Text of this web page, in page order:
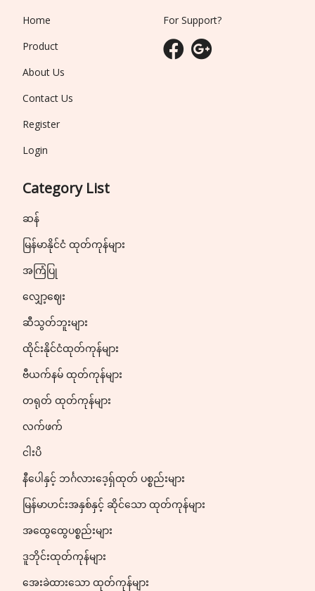
Home
Product
About Us
Contact Us
Register
Login
Category List
ဆန်
မြန်မာနိုင်ငံ ထုတ်ကုန်များ
အကြံပြု
လျှော့ဈေး
ဆီသွတ်ဘူးများ
ထိုင်းနိုင်ငံထုတ်ကုန်များ
ဗီယက်နမ် ထုတ်ကုန်များ
တရုတ် ထုတ်ကုန်များ
လက်ဖက်
ငါးပိ
နီပေါနှင့် ဘင်္ဂလားဒေ့ရှ်ထုတ် ပစ္စည်းများ
မြန်မာဟင်းအနှစ်နှင့် ဆိုင်သော ထုတ်ကုန်များ
အထွေထွေပစ္စည်းများ
ဒူဘိုင်းထုတ်ကုန်များ
အေးခဲထားသော ထုတ်ကုန်များ
For Support?